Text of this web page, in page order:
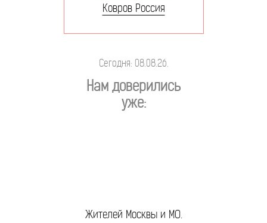
Ковров Россия
Сегодня: 08.08.26.
Нам доверились
уже:
Жителей Москвы и МО.